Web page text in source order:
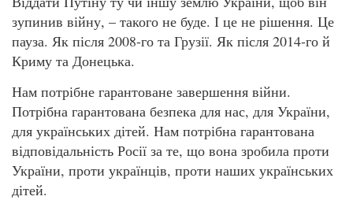
зупинив війну, – такого не буде. І це не рішення. Це
пауза. Як після 2008-го та Грузії. Як після 2014-го й
Криму та Донецька.
Нам потрібне гарантоване завершення війни.
Потрібна гарантована безпека для нас, для України,
для українських дітей. Нам потрібна гарантована
відповідальність Росії за те, що вона зробила проти
України, проти українців, проти наших українських
дітей.